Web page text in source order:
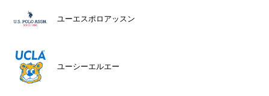
ユーエスポロアッスン
ユーシーエルエー